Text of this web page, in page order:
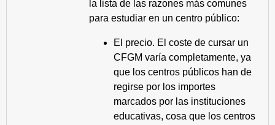
la lista de las razones más comunes
para estudiar en un centro público:
El precio. El coste de cursar un
CFGM varía completamente, ya
que los centros públicos han de
regirse por los importes
marcados por las instituciones
educativas, cosa que los centros